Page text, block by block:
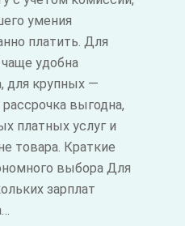
умения
платить. Для
удобна
для крупных —
выгодна,
платных услуг и
товара. Краткие
выбора Для
зарплат